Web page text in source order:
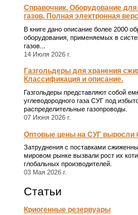
Справочник. Оборудование
газов. Полная электронная
В книге дано описание более 2000
оборудования, применяемых в
газов...
14 Июля 2026 г.
Газгольдеры для хранения
Классификация и описание.
Газгольдеры представляют собой
углеводородного газа СУГ под
распределительные газопроводы.
07 Июня 2026 г.
Оптовые цены на СУГ выросли
Затруднения с поставками
мировом рынке вызвали рост их
глобальных производителей.
03 Мая 2026 г.
Статьи
Криогенные резервуары